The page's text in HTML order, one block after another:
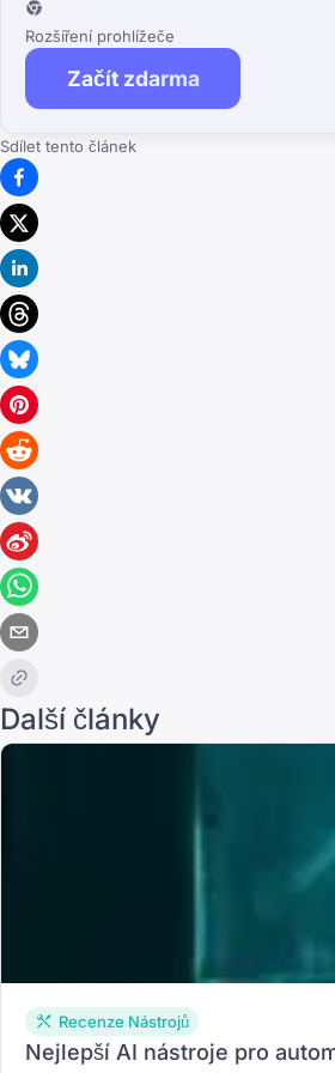
Rozšíření prohlížeče
Začít zdarma
Sdílet tento článek
Další články
Recenze Nástrojů
Nejlepší AI nástroje pro